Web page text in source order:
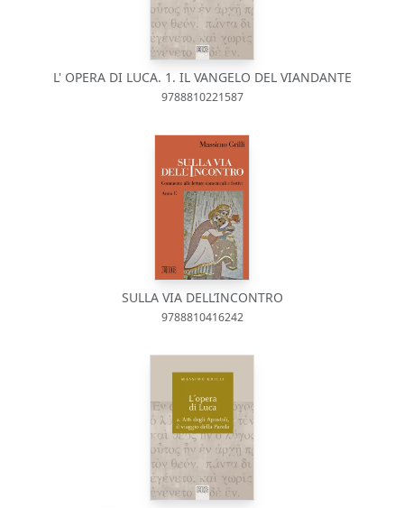
L' OPERA DI LUCA. 1. IL VANGELO DEL VIANDANTE
9788810221587
SULLA VIA DELL’INCONTRO
9788810416242